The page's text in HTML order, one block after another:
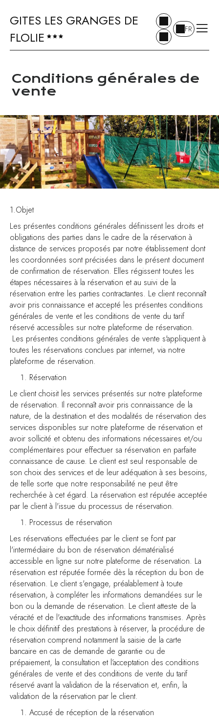
GITES LES GRANGES DE
FLOLIE
FR
Conditions générales de
vente
1.Objet
Les présentes conditions générales définissent les droits et
obligations des parties dans le cadre de la réservation à
distance de services proposés par notre établissement dont
les coordonnées sont précisées dans le présent document
de confirmation de réservation. Elles régissent toutes les
étapes nécessaires à la réservation et au suivi de la
réservation entre les parties contractantes. Le client reconnaît
avoir pris connaissance et accepté les présentes conditions
générales de vente et les conditions de vente du tarif
réservé accessibles sur notre plateforme de réservation.
Les présentes conditions générales de vente s'appliquent à
toutes les réservations conclues par internet, via notre
plateforme de réservation.
Réservation
Le client choisit les services présentés sur notre plateforme
de réservation. Il reconnaît avoir pris connaissance de la
nature, de la destination et des modalités de réservation des
services disponibles sur notre plateforme de réservation et
avoir sollicité et obtenu des informations nécessaires et/ou
complémentaires pour effectuer sa réservation en parfaite
connaissance de cause. Le client est seul responsable de
son choix des services et de leur adéquation à ses besoins,
de telle sorte que notre responsabilité ne peut être
recherchée à cet égard. La réservation est réputée acceptée
par le client à l'issue du processus de réservation.
Processus de réservation
Les réservations effectuées par le client se font par
l'intermédiaire du bon de réservation dématérialisé
accessible en ligne sur notre plateforme de réservation. La
réservation est réputée formée dès la réception du bon de
réservation. Le client s'engage, préalablement à toute
réservation, à compléter les informations demandées sur le
bon ou la demande de réservation. Le client atteste de la
véracité et de l'exactitude des informations transmises. Après
le choix définitif des prestations à réserver, la procédure de
réservation comprend notamment la saisie de la carte
bancaire en cas de demande de garantie ou de
prépaiement, la consultation et l’acceptation des conditions
générales de vente et des conditions de vente du tarif
réservé avant la validation de la réservation et, enfin, la
validation de la réservation par le client.
Accusé de réception de la réservation